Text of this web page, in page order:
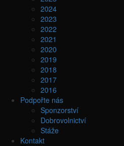
2024
2023
2022
2021
2020
2019
2018
2017
2016
Podpořte nás
Sponzorství
Dobrovolnictví
Stáže
Kontakt